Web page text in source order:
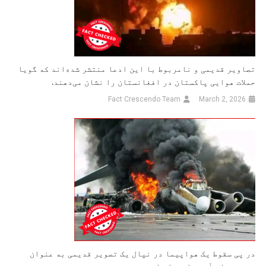
تصاویر قدیمی و نامربوط با این ادعا منتشر شده‌اند که گویا
حملات هوایی پاکستان در افغانستان را نشان می‌دهند.
March 2, 2026
Fact Crescendo Team
در پی سقوط یک هواپیما در نپال یک تصویر قدیمی به عنوان